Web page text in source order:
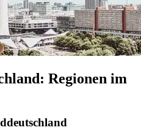
Regionen im